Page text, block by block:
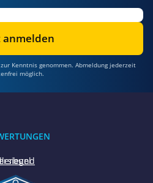
anmelden
Kenntnis genommen. Abmeldung jederzeit
möglich.